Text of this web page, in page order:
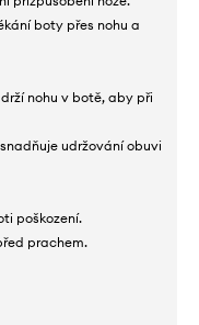
boty přes nohu a
nohu v botě, aby při
udržování obuvi
poškození.
prachem.